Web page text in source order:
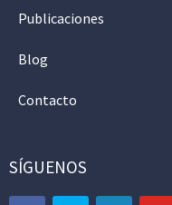
Publicaciones
Blog
Contacto
SÍGUENOS